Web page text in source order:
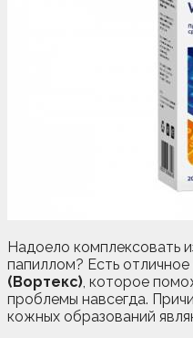
Надоело комплексовать
папиллом? Есть
(Вортекс), которое
проблемы навсегда.
кожных образований